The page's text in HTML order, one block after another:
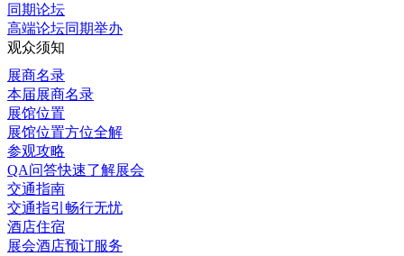
同期论坛
高端论坛同期举办
观众须知
展商名录
本届展商名录
展馆位置
展馆位置方位全解
参观攻略
QA问答快速了解展会
交通指南
交通指引畅行无忧
酒店住宿
展会酒店预订服务